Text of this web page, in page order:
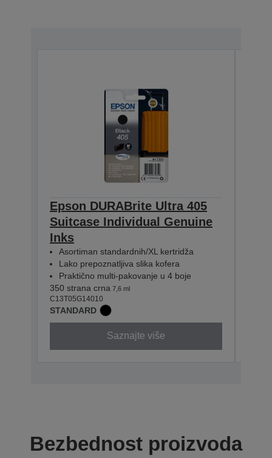
Epson DURABrite Ultra 405
Suitcase Individual Genuine
Inks
Asortiman standardnih/XL kertridža
Lako prepoznatljiva slika kofera
Praktično multi-pakovanje u 4 boje
350 strana crna 7,6 ml
C13T05G14010
STANDARD
Saznajte više
Bezbednost proizvoda